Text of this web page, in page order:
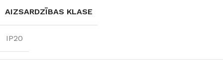
AIZSARDZĪBAS KLASE
IP20